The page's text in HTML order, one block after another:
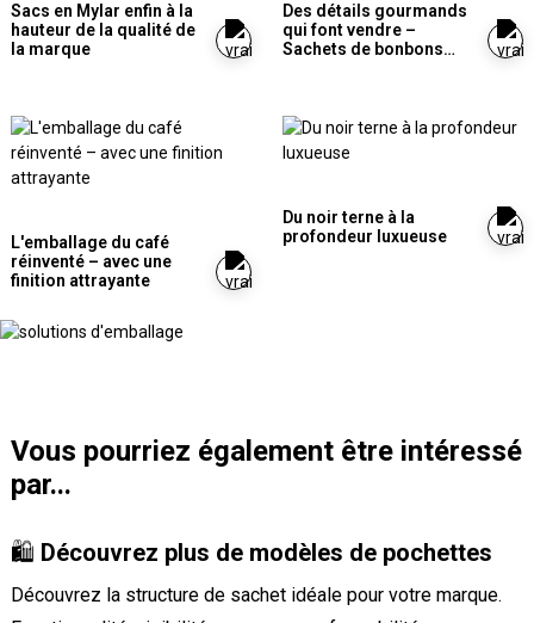
Sacs en Mylar enfin à la
hauteur de la qualité de
la marque
Des détails gourmands
qui font vendre –
Sachets de bonbons
L'emballage du café
réinventé – avec une
finition attrayante
Du noir terne à la
profondeur luxueuse
Vous pourriez également être intéressé
par...
🛍️ Découvrez plus de modèles de pochettes
Découvrez la structure de sachet idéale pour votre marque.